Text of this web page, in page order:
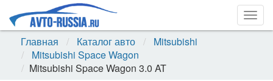
Главная
Каталог авто
Mitsubishi
Mitsubishi Space Wagon
Mitsubishi Space Wagon 3.0 AT